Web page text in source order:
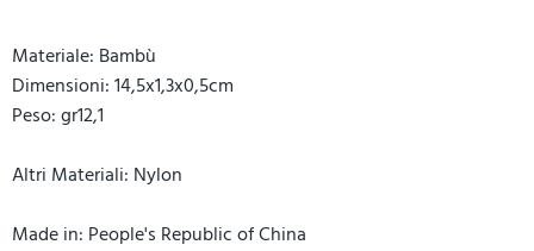
Materiale: Bambù
Dimensioni: 14,5x1,3x0,5cm
Peso: gr12,1
Altri Materiali: Nylon
Made in: People's Republic of China